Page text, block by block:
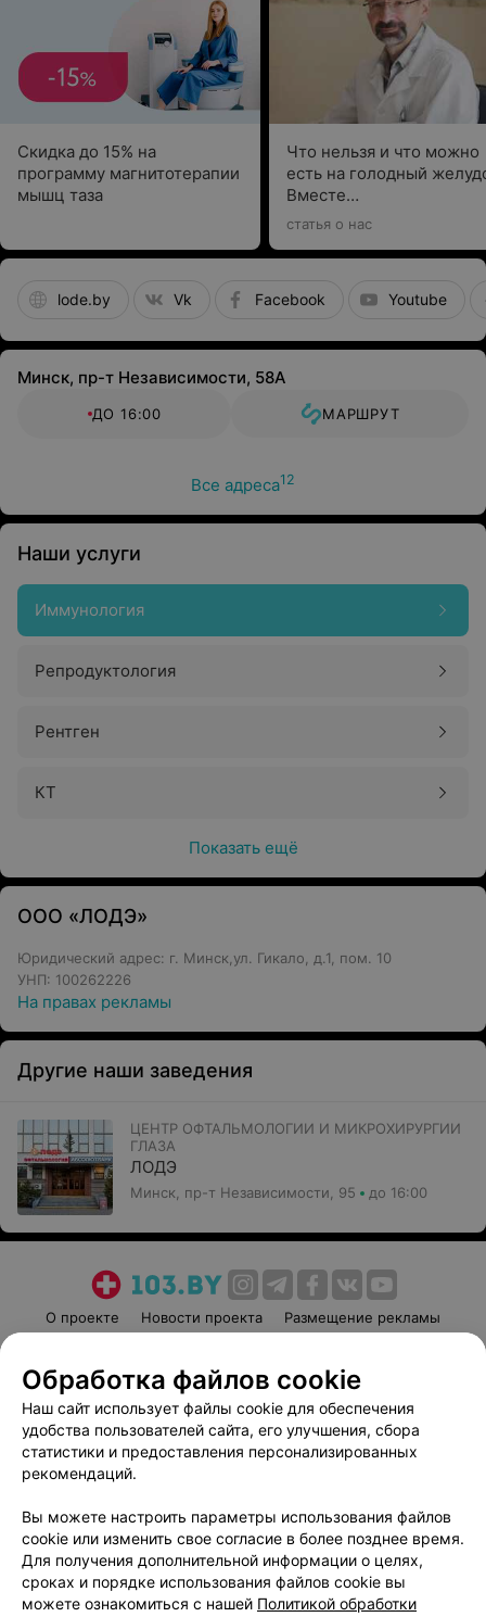
Скидка до 15% на
программу магнитотерапии
мышц таза
Что нельзя и что можно
есть на голодный
Вместе
с гастроэнтерологом
варианты
статья о нас
lode.by Vk Facebook Youtube
Минск, пр-т Независимости, 58А
ДО 16:00 МАРШРУТ
Все адреса12
Наши услуги
Иммунология
Репродуктология
Рентген
КТ
Показать ещё
ООО «ЛОДЭ»
Юридический адрес: г. Минск,ул. Гикало, д.1, пом. 10
УНП: 100262226
На правах рекламы
Другие наши заведения
ЦЕНТР ОФТАЛЬМОЛОГИИ И МИКРОХИРУРГИИ
ГЛАЗА
ЛОДЭ
Минск, пр-т Независимости, 95 до 16:00
О проекте Новости проекта
Размещение рекламы
Пользовательское соглашение
Способы оплаты
Вакансии
Партнеры
Написать руководителю 103.by
Обработка персональных данных
Обработка файлов cookie
Наш сайт использует файлы cookie для обеспечения
удобства пользователей сайта, его улучшения, сбора
статистики и предоставления персонализированных
рекомендаций.
Вы можете настроить параметры использования файлов
cookie или изменить свое согласие в более позднее время.
Для получения дополнительной информации о целях,
сроках и порядке использования файлов cookie вы
можете ознакомиться с нашей Политикой обработки